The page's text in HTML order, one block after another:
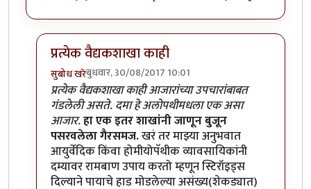
प्रत्येक वैद्यकशाखा काही
सुबोध खरेबुधवार, 30/08/2017 10:01
In reply toतुम्ही तुमच्याbyकंजूस
प्रत्येक वैद्यकशाखा काही आजारांच्या उपचारांबाबत
गंडलेली असते. दमा हे अलोपथीमधला एक असा
आजार.हा एक इतर शाखांनी जाणून बुजून
पसरवलेला गैरसमज.खरं तर माझ्या अनुभवात
आयुर्वेदिक किंवा होमीयोपॅथीक व्यावसायिकांनी
दम्यावर रामबाण उपाय करतो म्हणून स्टिरॉइड्स
दिल्याने पायाचे हाड मोडलेल्या असंख्य(शेकड्यात)